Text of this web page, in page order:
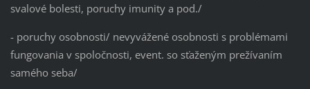
svalové bolesti, poruchy imunity a pod./
- poruchy osobnosti/ nevyvážené osobnosti s problémami
fungovania v spoločnosti, event. so sťaženým prežívaním
samého seba/